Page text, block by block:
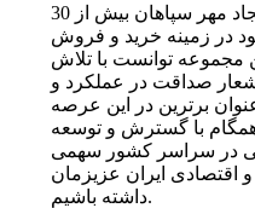
مرکزآهن با نام تجاری آهن سجاد مهر سپاهان بیش از 30
در زمینه خرید و فروش
مجموعه توانست با تلاش
صداقت در عملکرد و
برترین در این عرصه
با گسترش و توسعه
در سراسر کشور سهمی
اقتصادی ایران عزیزمان
داشته باشیم.